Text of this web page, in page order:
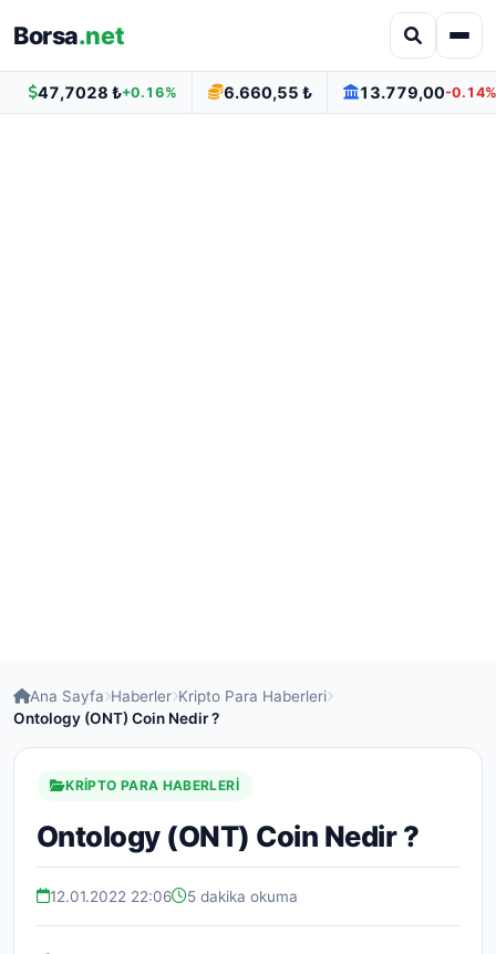
Borsa.net
47,7028 ₺+0.16% 6.660,55 ₺ 13.779,00-0.14%
Ana Sayfa Haberler Kripto Para Haberleri
Ontology (ONT) Coin Nedir ?
KRIPTO PARA HABERLERI
Ontology (ONT) Coin Nedir ?
12.01.2022 22:06 5 dakika okuma